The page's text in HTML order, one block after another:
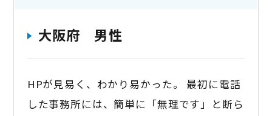
大阪府 男性
HPが見易く、わかり易かった。 最初に電話
した事務所には、簡単に「無理です」と断ら